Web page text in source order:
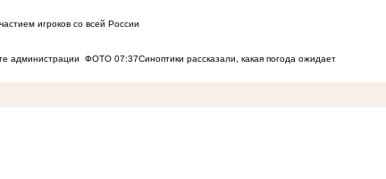
игроков со всей России
администрации ФОТО 07:37Синоптики рассказали, какая погода ожидает